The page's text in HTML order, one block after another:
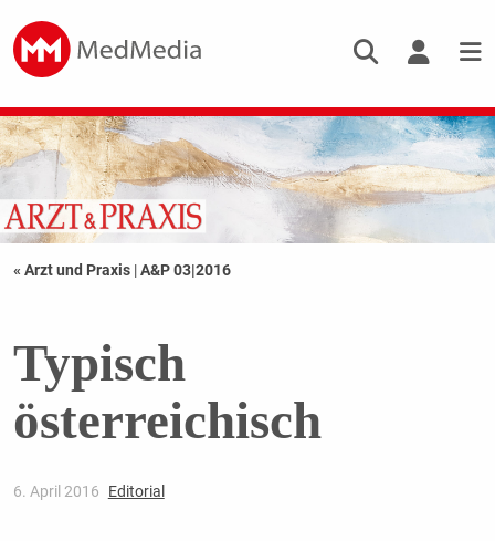
« Arzt und Praxis |A&P 03|2016
Typisch
österreichisch
6. April 2016 Editorial